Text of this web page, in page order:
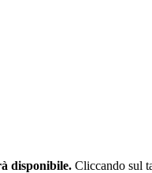
disponibile. Cliccando sul